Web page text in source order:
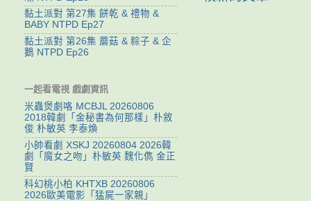
黏土派對 第27集 餅乾 & 禮物 &
BABY NTPD Ep27
黏土派對 第26集 蘑菇 & 粽子 & 企
鵝 NTPD Ep26
一起看電視 戲劇資訊
米蟲煲劇咯 MCBJL 20260806
2018韓劇「金秘書為何那樣」朴敘
俊 朴敏英 李泰煥
小帥看劇 XSKJ 20260804 2026韓
劇「魔女之吻」朴敏英 魏化儁 金正
賢
科幻桃小柏 KHTXB 20260806
2026歐美電影「猛屍一家親」